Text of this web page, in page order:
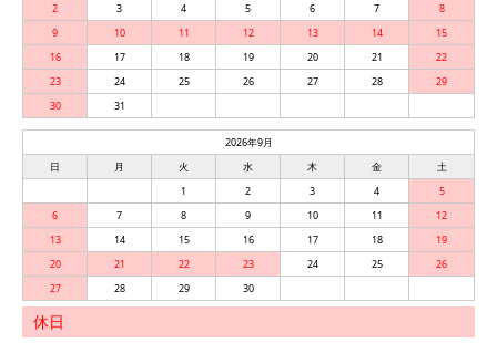
2
3 4 5 6 7
8
9
10 11 12 13 14
15
16
17 18 19 20 21
22
23
24 25 26 27 28
29
30
31
2026年9月
日
月 火 水 木 金
土
1
2 3 4
5
6
7 8 9 10 11
12
13
14 15 16 17 18
19
20
21 22 23 24 25
26
27
28 29 30
休日